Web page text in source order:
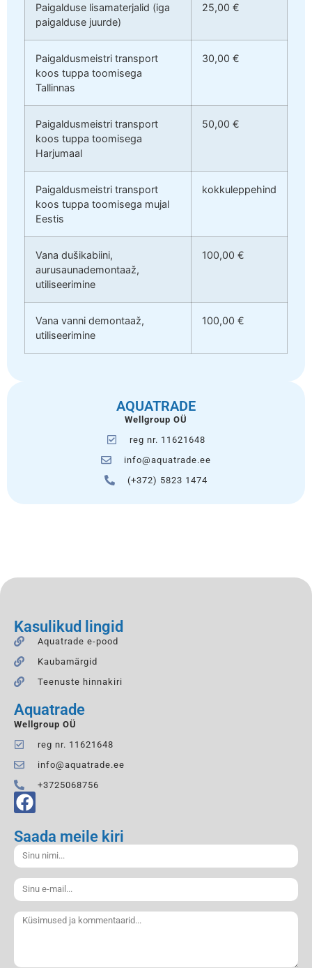
Paigalduse lisamaterjalid (iga
paigalduse juurde)
25,00 €
Paigaldusmeistri transport
koos tuppa toomisega
Tallinnas
30,00 €
Paigaldusmeistri transport
koos tuppa toomisega
Harjumaal
50,00 €
Paigaldusmeistri transport
koos tuppa toomisega mujal
Eestis
kokkuleppehind
Vana dušikabiini,
aurusaunademontaaž,
utiliseerimine
100,00 €
Vana vanni demontaaž,
utiliseerimine
100,00 €
AQUATRADE
Wellgroup OÜ
reg nr. 11621648
info@aquatrade.ee
(+372) 5823 1474
Kasulikud lingid
Aquatrade e-pood
Kaubamärgid
Teenuste hinnakiri
Aquatrade
Wellgroup OÜ
reg nr. 11621648
info@aquatrade.ee
+3725068756
Saada meile kiri